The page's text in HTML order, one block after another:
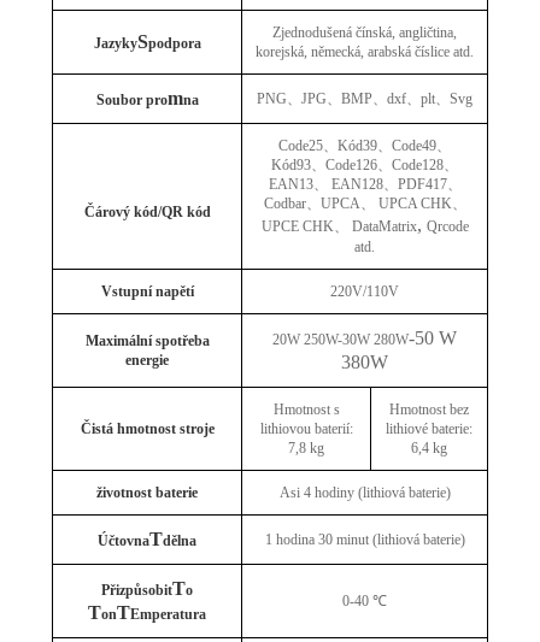
JazykySpodpora
Zjednodušená čínská, angličtina,
korejská, německá, arabská číslice atd.
Soubor promna PNG、 JPG、 BMP、 dxf、 plt、 Svg
Čárový kód/QR kód
Code25、 Kód39、 Code49、
Kód93、 Code126、 Code128、
EAN13、 EAN128、 PDF417、
Codbar、 UPCA、 UPCA CHK、
UPCE CHK、 DataMatrix, Qrcode
atd.
Vstupní napětí 220V/110V
Maximální spotřeba
energie
20W 250W-30W 280W-50 W
380W
Čistá hmotnost stroje
Hmotnost s
lithiovou baterií:
7,8 kg
Hmotnost bez
lithiové baterie:
6,4 kg
životnost baterie Asi 4 hodiny (lithiová baterie)
ÚčtovnaTdělna 1 hodina 30 minut (lithiová baterie)
PřizpůsobitTo
TonTEmperatura
0-40 ℃